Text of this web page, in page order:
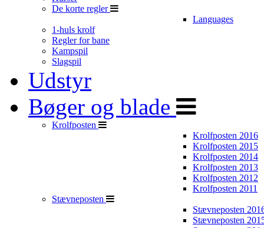
De korte regler
Languages
1-huls krolf
Regler for bane
Kampspil
Slagspil
Udstyr
Bøger og blade
Krolfposten
Krolfposten 2016
Krolfposten 2015
Krolfposten 2014
Krolfposten 2013
Krolfposten 2012
Krolfposten 2011
Stævneposten
Stævneposten
Stævneposten